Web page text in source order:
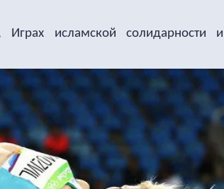
исламской солидарности и